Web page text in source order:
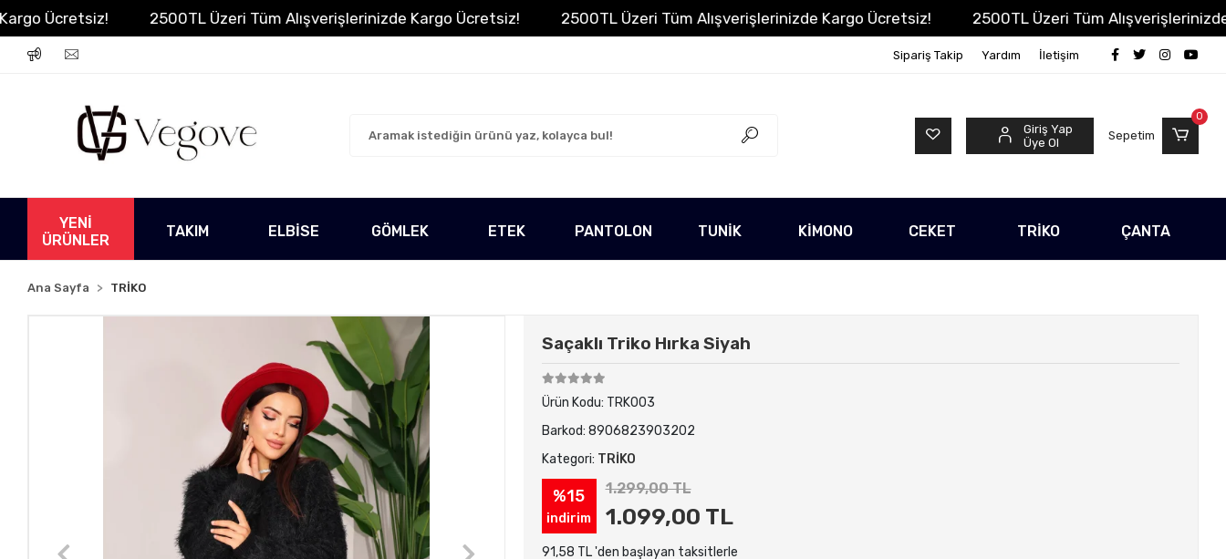
Ücretsiz! 2500TL Üzeri Tüm Alışverişlerinizde Kargo Ücretsiz! 2500TL Üzeri Tüm Alışverişlerinizde Kargo Ücretsiz! 2500TL Üzeri Tüm Alışverişlerinizde
Sipariş Takip Yardım İletişim
Giriş Yap
Üye Ol
Sepetim
0
YENİ
ÜRÜNLER
TAKIM ELBİSE GÖMLEK ETEK PANTOLON TUNİK KİMONO CEKET TRİKO ÇANTA
Ana Sayfa TRİKO
Saçaklı Triko Hırka Siyah
Ürün Kodu: TRK003
Barkod: 8906823903202
Kategori: TRİKO
%15
indirim
1.299,00 TL
1.099,00 TL
91,58 TL 'den başlayan taksitlerle